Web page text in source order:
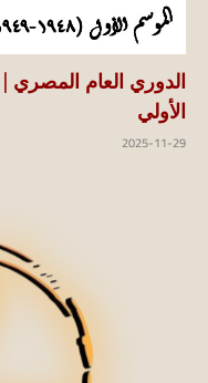
الدوري العام المصري
الأولي
2025-11-29